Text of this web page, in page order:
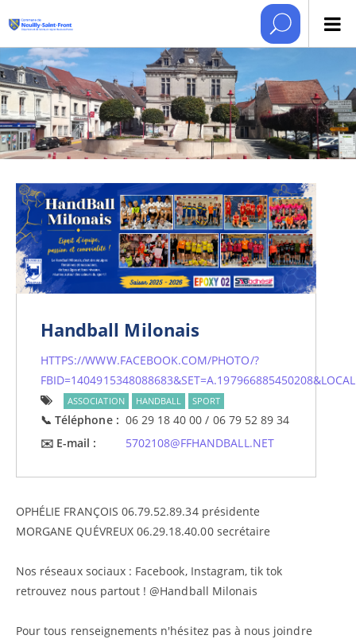
Handball Milonais
HTTPS://WWW.FACEBOOK.COM/PHOTO/?
ASSOCIATION HANDBALL SPORT
Téléphone
06 29 18 40 00 / 06 79 52 89 34
E-mail
5702108@FFHANDBALL.NET
OPHÉLIE FRANÇOIS 06.79.52.89.34 présidente
MORGANE QUÉVREUX 06.29.18.40.00 secrétaire
Nos réseaux sociaux : Facebook, Instagram, tik tok
retrouvez nous partout ! @Handball Milonais
Pour tous renseignements n'hésitez pas à nous joindre